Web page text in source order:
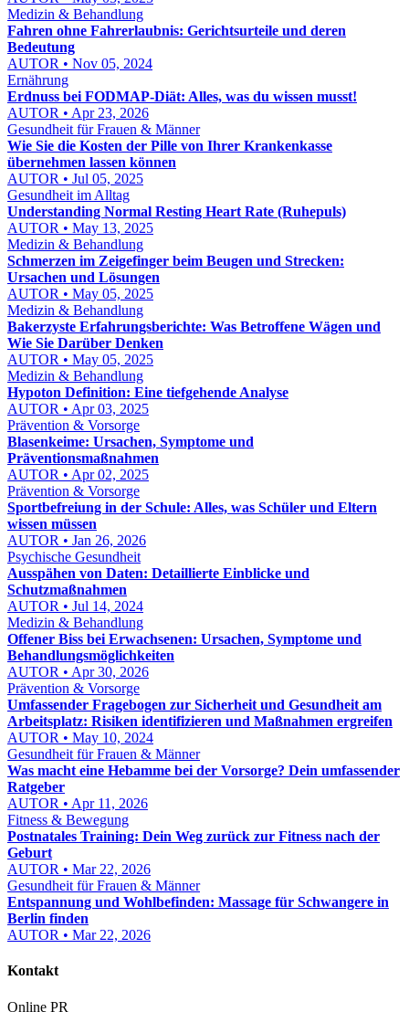
Medizin & Behandlung
Fahren ohne Fahrerlaubnis: Gerichtsurteile und deren
Bedeutung
AUTOR • Nov 05, 2024
Ernährung
Erdnuss bei FODMAP-Diät: Alles, was du wissen musst!
AUTOR • Apr 23, 2026
Gesundheit für Frauen & Männer
Wie Sie die Kosten der Pille von Ihrer Krankenkasse
übernehmen lassen können
AUTOR • Jul 05, 2025
Gesundheit im Alltag
Understanding Normal Resting Heart Rate (Ruhepuls)
AUTOR • May 13, 2025
Medizin & Behandlung
Schmerzen im Zeigefinger beim Beugen und Strecken:
Ursachen und Lösungen
AUTOR • May 05, 2025
Medizin & Behandlung
Bakerzyste Erfahrungsberichte: Was Betroffene Wägen und
Wie Sie Darüber Denken
AUTOR • May 05, 2025
Medizin & Behandlung
Hypoton Definition: Eine tiefgehende Analyse
AUTOR • Apr 03, 2025
Prävention & Vorsorge
Blasenkeime: Ursachen, Symptome und
Präventionsmaßnahmen
AUTOR • Apr 02, 2025
Prävention & Vorsorge
Sportbefreiung in der Schule: Alles, was Schüler und Eltern
wissen müssen
AUTOR • Jan 26, 2026
Psychische Gesundheit
Ausspähen von Daten: Detaillierte Einblicke und
Schutzmaßnahmen
AUTOR • Jul 14, 2024
Medizin & Behandlung
Offener Biss bei Erwachsenen: Ursachen, Symptome und
Behandlungsmöglichkeiten
AUTOR • Apr 30, 2026
Prävention & Vorsorge
Umfassender Fragebogen zur Sicherheit und Gesundheit am
Arbeitsplatz: Risiken identifizieren und Maßnahmen ergreifen
AUTOR • May 10, 2024
Gesundheit für Frauen & Männer
Was macht eine Hebamme bei der Vorsorge? Dein umfassender
Ratgeber
AUTOR • Apr 11, 2026
Fitness & Bewegung
Postnatales Training: Dein Weg zurück zur Fitness nach der
Geburt
AUTOR • Mar 22, 2026
Gesundheit für Frauen & Männer
Entspannung und Wohlbefinden: Massage für Schwangere in
Berlin finden
AUTOR • Mar 22, 2026
Kontakt
Online PR